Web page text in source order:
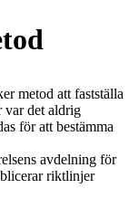
metod att fastställa
var det aldrig
för att bestämma
avdelning för
riktlinjer